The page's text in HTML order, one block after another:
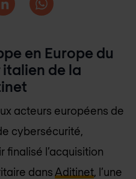
en Europe du
italien de la
acteurs européens de
cybersécurité,
finalisé l’acquisition
dans Aditinet, l’une